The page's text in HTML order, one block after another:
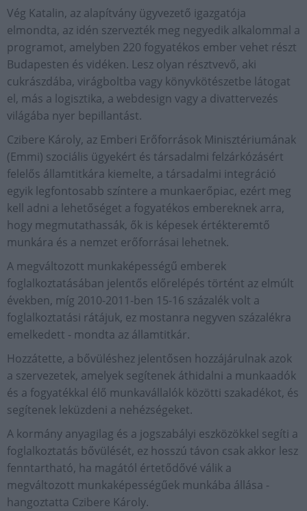
Vég Katalin, az alapítvány ügyvezető igazgatója
elmondta, az idén szervezték meg negyedik alkalommal a
programot, amelyben 220 fogyatékos ember vehet részt
Budapesten és vidéken. Lesz olyan résztvevő, aki
cukrászdába, virágboltba vagy könyvkötészetbe látogat
el, más a logisztika, a webdesign vagy a divattervezés
világába nyer bepillantást.
Czibere Károly, az Emberi Erőforrások Minisztériumának
(Emmi) szociális ügyekért és társadalmi felzárkózásért
felelős államtitkára kiemelte, a társadalmi integráció
egyik legfontosabb színtere a munkaerőpiac, ezért meg
kell adni a lehetőséget a fogyatékos embereknek arra,
hogy megmutathassák, ők is képesek értékteremtő
munkára és a nemzet erőforrásai lehetnek.
A megváltozott munkaképességű emberek
foglalkoztatásában jelentős előrelépés történt az elmúlt
években, míg 2010-2011-ben 15-16 százalék volt a
foglalkoztatási rátájuk, ez mostanra negyven százalékra
emelkedett - mondta az államtitkár.
Hozzátette, a bővüléshez jelentősen hozzájárulnak azok
a szervezetek, amelyek segítenek áthidalni a munkaadók
és a fogyatékkal élő munkavállalók közötti szakadékot, és
segítenek leküzdeni a nehézségeket.
A kormány anyagilag és a jogszabályi eszközökkel segíti a
foglalkoztatás bővülését, ez hosszú távon csak akkor lesz
fenntartható, ha magától értetődővé válik a
megváltozott munkaképességűek munkába állása -
hangoztatta Czibere Károly.